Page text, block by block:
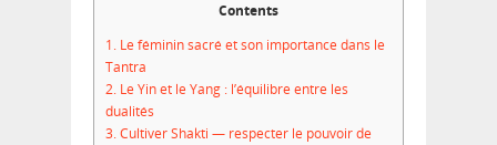
Contents
1. Le féminin sacré et son importance dans le
Tantra
2. Le Yin et le Yang : l’équilibre entre les
dualités
3.Cultiver Shakti — respecter le pouvoir de